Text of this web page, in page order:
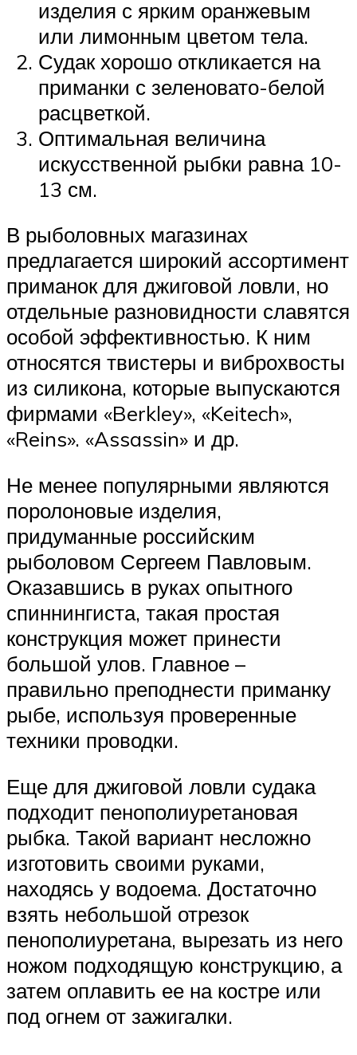
изделия с ярким оранжевым
или лимонным цветом тела.
Судак хорошо откликается на
приманки с зеленовато-белой
расцветкой.
Оптимальная величина
искусственной рыбки равна 10-
13 см.
В рыболовных магазинах
предлагается широкий ассортимент
приманок для джиговой ловли, но
отдельные разновидности славятся
особой эффективностью. К ним
относятся твистеры и виброхвосты
из силикона, которые выпускаются
фирмами «Berkley», «Keitech»,
«Reins». «Assassin» и др.
Не менее популярными являются
поролоновые изделия,
придуманные российским
рыболовом Сергеем Павловым.
Оказавшись в руках опытного
спиннингиста, такая простая
конструкция может принести
большой улов. Главное –
правильно преподнести приманку
рыбе, используя проверенные
техники проводки.
Еще для джиговой ловли судака
подходит пенополиуретановая
рыбка. Такой вариант несложно
изготовить своими руками,
находясь у водоема. Достаточно
взять небольшой отрезок
пенополиуретана, вырезать из него
ножом подходящую конструкцию, а
затем оплавить ее на костре или
под огнем от зажигалки.